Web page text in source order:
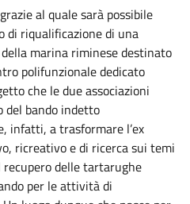
al quale sarà possibile
di riqualificazione di una
marina riminese destinato
polifunzionale dedicato
che le due associazioni
del bando indetto
infatti, a trasformare l’ex
ricreativo e di ricerca sui temi
delle tartarughe
per le attività di